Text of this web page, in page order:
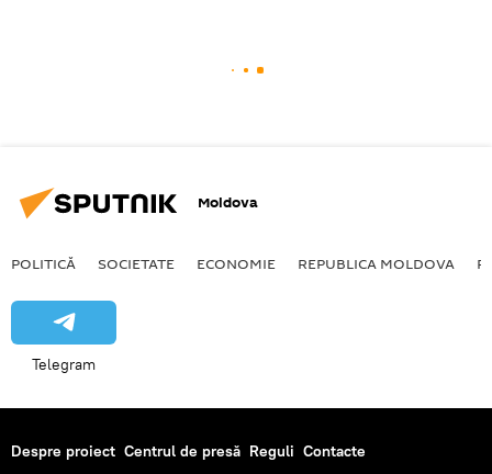
Moldova
POLITICĂ SOCIETATE ECONOMIE REPUBLICA MOLDOVA
Telegram
Despre proiect Centrul de presă Reguli Contacte